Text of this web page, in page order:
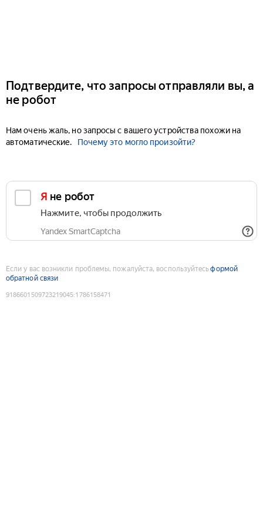
Подтвердите, что запросы отправляли вы, а
не робот
Нам очень жаль, но запросы с вашего устройства похожи на
автоматические.
Почему это могло произойти?
Я не робот
Нажмите, чтобы продолжить
Yandex SmartCaptcha
Если у вас возникли проблемы, пожалуйста, воспользуйтесьформой
обратной связи
9186601509723219045:1786158471